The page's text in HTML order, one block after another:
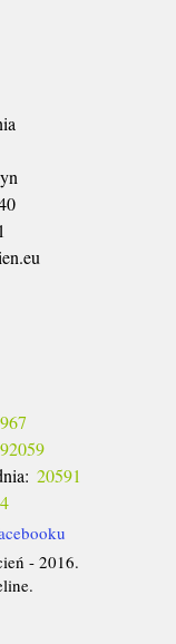
92059
20591
4
- 2016.